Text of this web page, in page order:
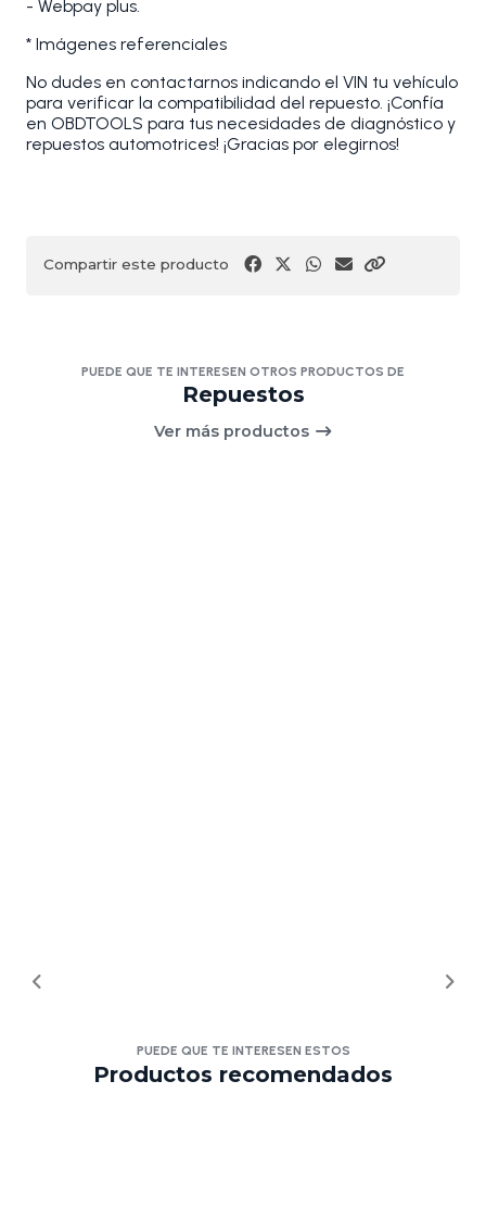
- Webpay plus.
* Imágenes referenciales
No dudes en contactarnos indicando el VIN tu vehículo
para verificar la compatibilidad del repuesto. ¡Confía
en OBDTOOLS para tus necesidades de diagnóstico y
repuestos automotrices! ¡Gracias por elegirnos!
Compartir este producto
PUEDE QUE TE INTERESEN OTROS PRODUCTOS DE
Repuestos
Ver más productos
PUEDE QUE TE INTERESEN ESTOS
Productos recomendados